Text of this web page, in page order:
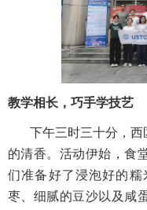
教学相长，巧手学技艺
下午三时三十分，
的清香。活动伊始，食
们准备好了浸泡好的
枣、细腻的豆沙以及咸